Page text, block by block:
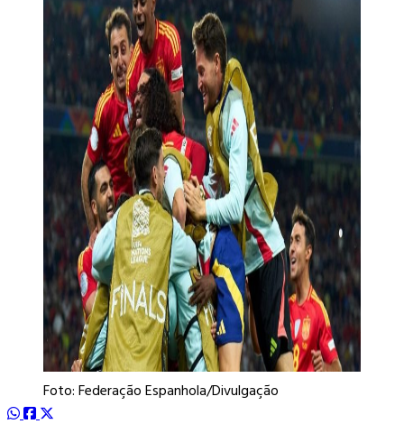
Foto: Federação Espanhola/Divulgação